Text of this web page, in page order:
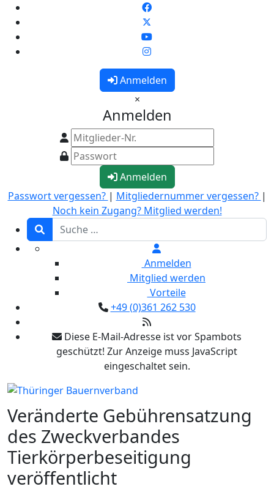
Anmelden
×
Anmelden
Anmelden
Passwort vergessen? | Mitgliedernummer vergessen? |
Noch kein Zugang? Mitglied werden!
Anmelden
Mitglied werden
Vorteile
+49 (0)361 262 530
Diese E-Mail-Adresse ist vor Spambots
geschützt! Zur Anzeige muss JavaScript
eingeschaltet sein.
Veränderte Gebührensatzung
des Zweckverbandes
Tierkörperbeseitigung
veröffentlicht